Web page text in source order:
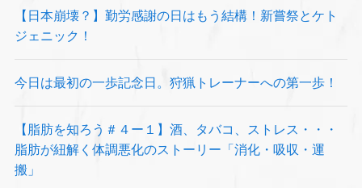
【日本崩壊？】勤労感謝の日はもう結構！新嘗祭とケト
ジェニック！
今日は最初の一歩記念日。狩猟トレーナーへの第一歩！
【脂肪を知ろう＃４ー１】酒、タバコ、ストレス・・・
脂肪が紐解く体調悪化のストーリー「消化・吸収・運
搬」